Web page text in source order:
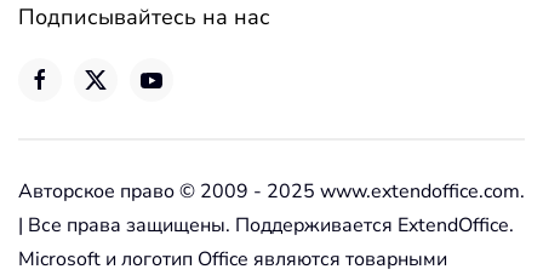
Подписывайтесь на нас
Авторское право © 2009 - 2025 www.extendoffice.com.
| Все права защищены. Поддерживается ExtendOffice.
Microsoft и логотип Office являются товарными